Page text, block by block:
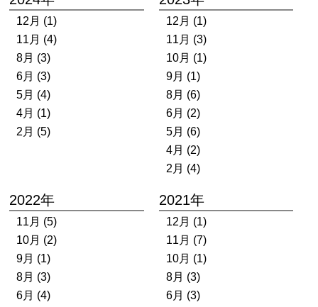
12月 (1)
11月 (4)
8月 (3)
6月 (3)
5月 (4)
4月 (1)
2月 (5)
12月 (1)
11月 (3)
10月 (1)
9月 (1)
8月 (6)
6月 (2)
5月 (6)
4月 (2)
2月 (4)
2022年
11月 (5)
10月 (2)
9月 (1)
8月 (3)
6月 (4)
2021年
12月 (1)
11月 (7)
10月 (1)
8月 (3)
6月 (3)